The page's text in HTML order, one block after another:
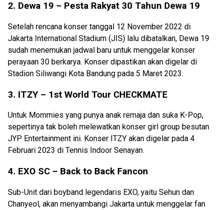
2. Dewa 19 – Pesta Rakyat 30 Tahun Dewa 19
Setelah rencana konser tanggal 12 November 2022 di
Jakarta International Stadium (JIS) lalu dibatalkan, Dewa 19
sudah menemukan jadwal baru untuk menggelar konser
perayaan 30 berkarya. Konser dipastikan akan digelar di
Stadion Siliwangi Kota Bandung pada 5 Maret 2023.
3. ITZY – 1st World Tour CHECKMATE
Untuk Mommies yang punya anak remaja dan suka K-Pop,
sepertinya tak boleh melewatkan konser girl group besutan
JYP Entertainment ini. Konser ITZY akan digelar pada 4
Februari 2023 di Tennis Indoor Senayan.
4. EXO SC – Back to Back Fancon
Sub-Unit dari boyband legendaris EXO, yaitu Sehun dan
Chanyeol, akan menyambangi Jakarta untuk menggelar fan